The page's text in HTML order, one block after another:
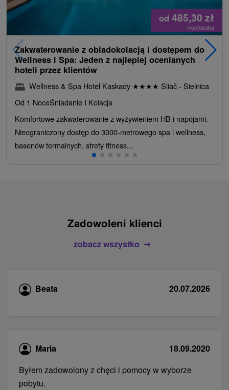
od 485,30 zł
/noc/osoba
Zakwaterowanie z obiadokolacją i dostępem do
Wellness i Spa: Jeden z najlepiej ocenianych
hoteli przez klientów
Wellness & Spa Hotel Kaskady ★★★★ Sliač - Sielnica
Od 1 NoceŚniadanie I Kolacja
Komfortowe zakwaterowanie z wyżywieniem HB i napojami.
Nieograniczony dostęp do 3000-metrowego spa i wellness,
basenów termalnych, strefy fitness...
Zadowoleni klienci
zobacz wszystko
Beata 20.07.2026
Maria
18.09.2020
Byłem zadowolony z chęci i pomocy w wyborze
pobytu.